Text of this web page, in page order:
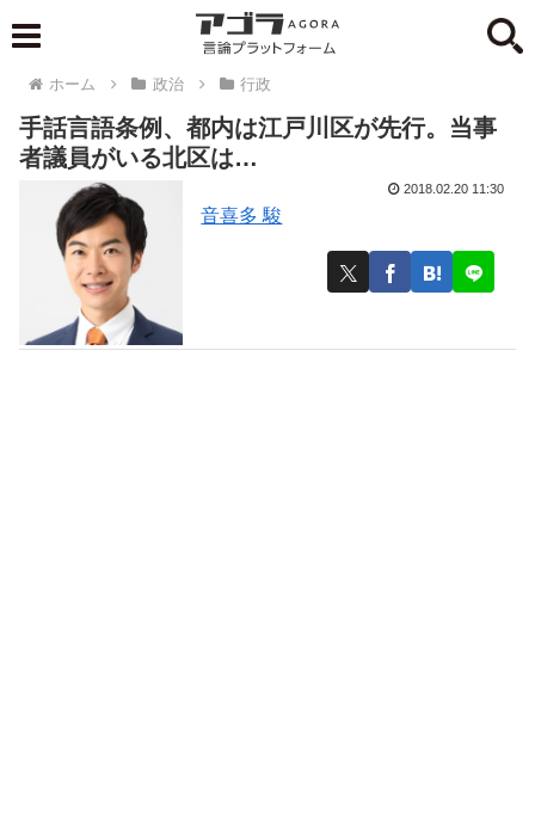
ホーム 政治 行政
手話言語条例、都内は江戸川区が先行。当事
者議員がいる北区は…
音喜多 駿
2018.02.20 11:30